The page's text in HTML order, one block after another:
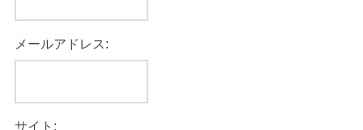
メールアドレス:
サイト: